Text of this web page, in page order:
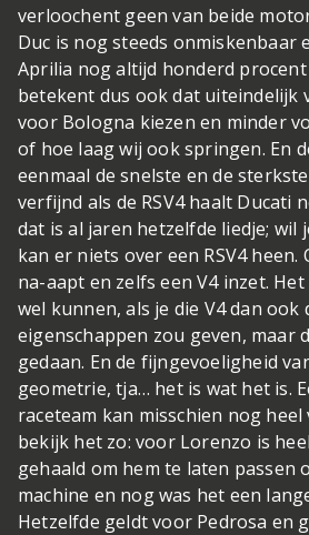
verloochent geen van beide
Duc is nog steeds onmiskenbaar
Aprilia nog altijd honderd
betekent dus ook dat uiteindelijk
voor Bologna kiezen en minder
of hoe laag wij ook springen. En
eenmaal de snelste en de
verfijnd als de RSV4 haalt Ducati
dat is al jaren hetzelfde liedje; wil
kan er niets over een RSV4 heen.
na-aapt en zelfs een V4 inzet.
wel kunnen, als je die V4 dan ook
eigenschappen zou geven, maar
gedaan. En de fijngevoeligheid
geometrie, tja… het is wat het is.
raceteam kan misschien nog heel
bekijk het zo: voor Lorenzo is
gehaald om hem te laten passen
machine en nog was het een
Hetzelfde geldt voor Pedrosa en